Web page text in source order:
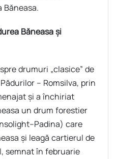
Băneasa.
Băneasa și
drumuri „clasice” de
– Romsilva, prin
și a închiriat
un drum forestier
care
și leagă cartierul de
semnat în februarie